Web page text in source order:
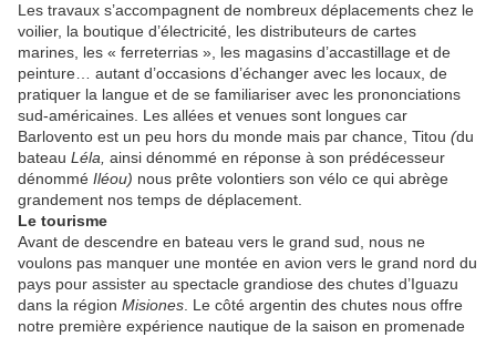
Les travaux s’accompagnent de nombreux déplacements chez le
voilier, la boutique d’électricité, les distributeurs de cartes
marines, les « ferreterrias », les magasins d’accastillage et de
peinture… autant d’occasions d’échanger avec les locaux, de
pratiquer la langue et de se familiariser avec les prononciations
sud-américaines. Les allées et venues sont longues car
Barlovento est un peu hors du monde mais par chance, Titou (du
bateau Léla, ainsi dénommé en réponse à son prédécesseur
dénommé Iléou) nous prête volontiers son vélo ce qui abrège
grandement nos temps de déplacement.
Le tourisme
Avant de descendre en bateau vers le grand sud, nous ne
voulons pas manquer une montée en avion vers le grand nord du
pays pour assister au spectacle grandiose des chutes d’Iguazu
dans la région Misiones . Le côté argentin des chutes nous offre
notre première expérience nautique de la saison en promenade